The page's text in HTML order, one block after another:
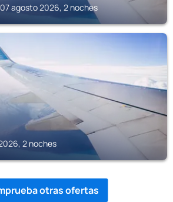
agosto 2026, 2 noches
2 noches
otras ofertas